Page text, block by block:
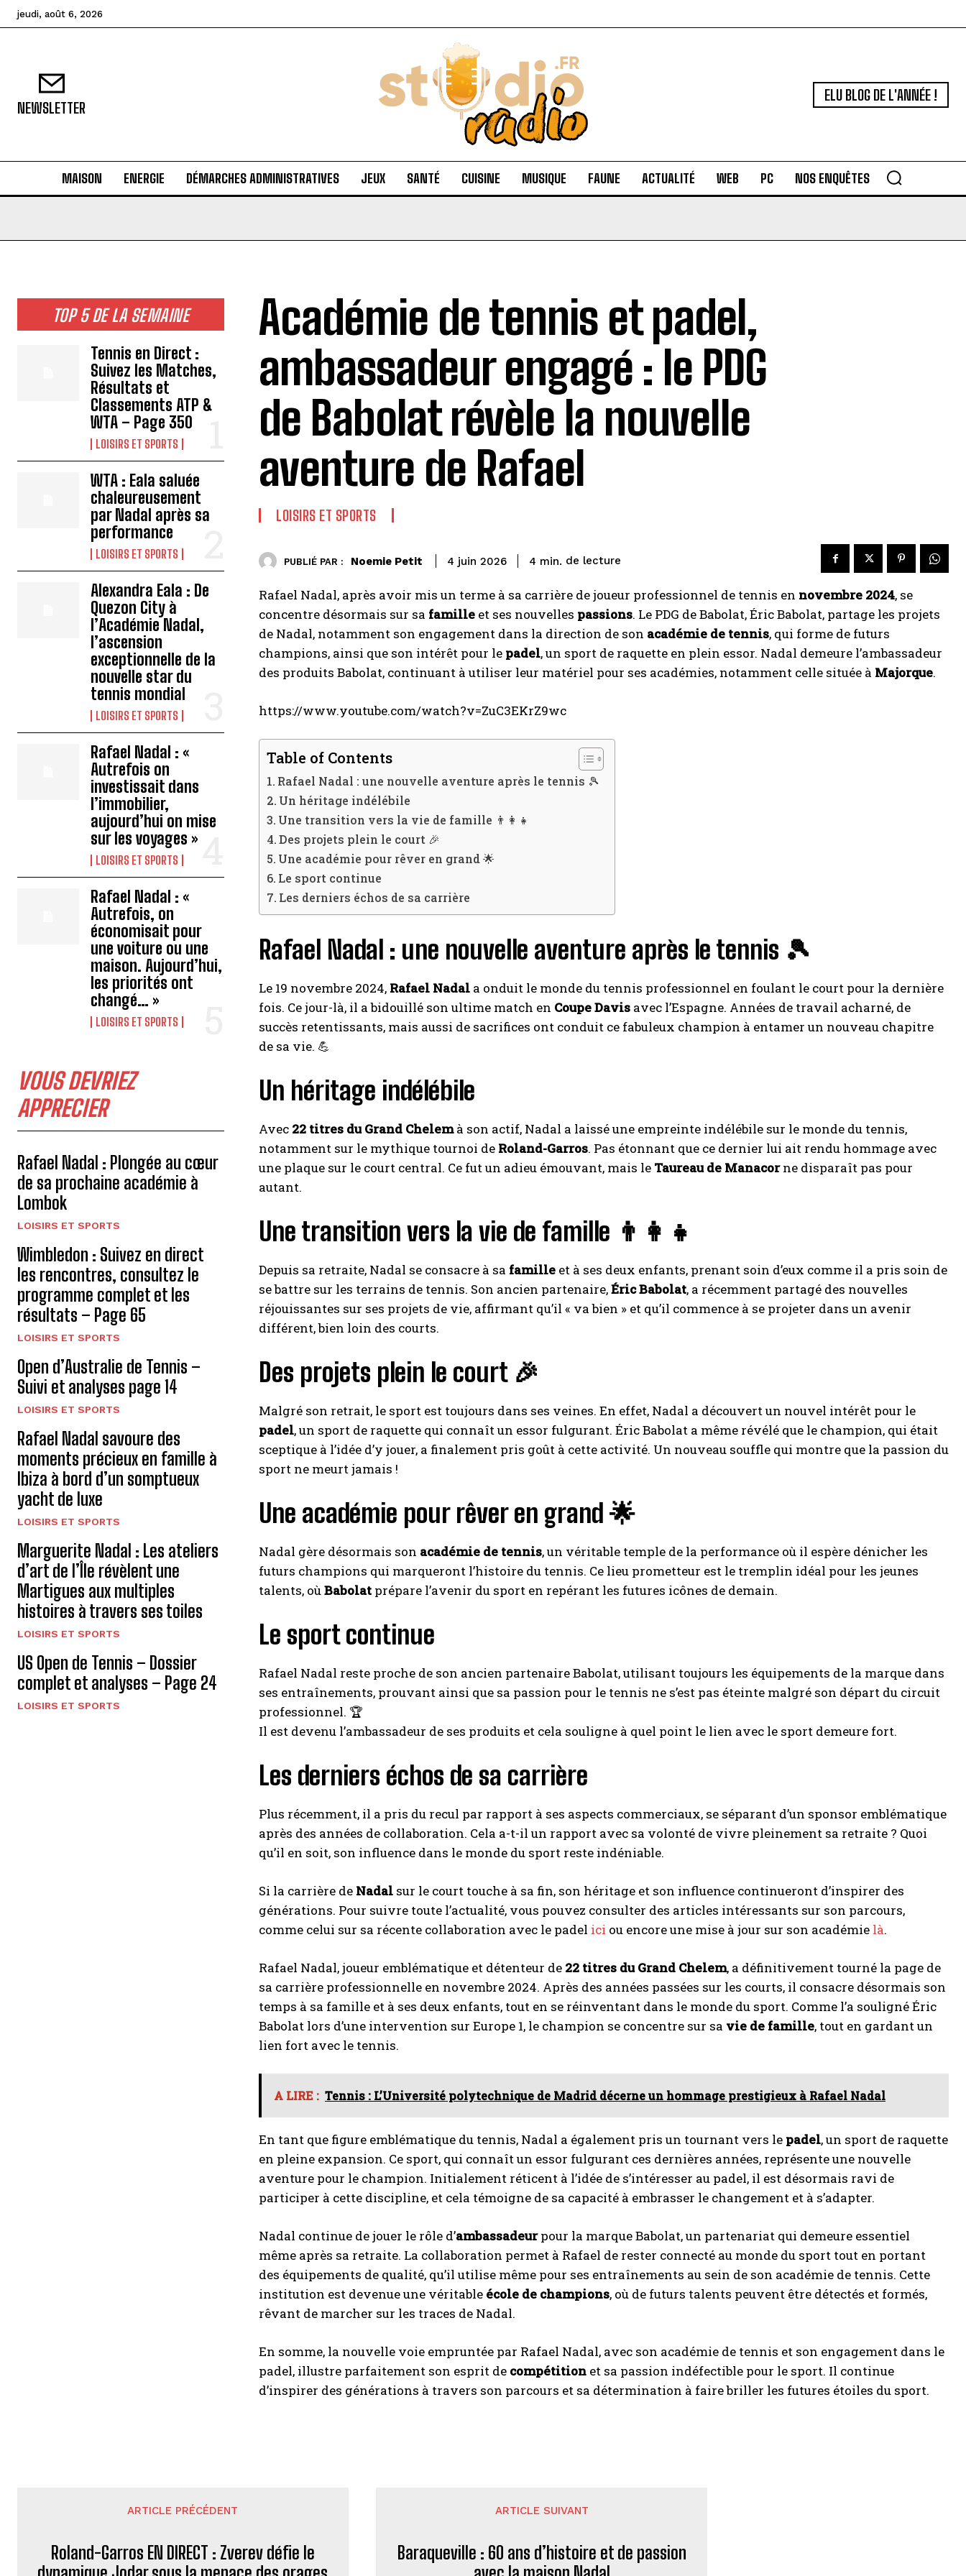
A LIRE : Alexandra Eala : De Quezon City à l'Académie
Nadal, l'ascension exceptionnelle de la nouvelle star du
tennis mondial
jeudi, août 6, 2026
NEWSLETTER
ELU BLOG DE L'ANNÉE !
MAISON ENERGIE DÉMARCHES ADMINISTRATIVES JEUX SANTÉ CUISINE MUSIQUE FAUNE ACTUALITÉ WEB PC NOS ENQUÊTES
TOP 5 DE LA SEMAINE
Tennis en Direct :
Suivez les Matches,
Résultats et
Classements ATP &
WTA – Page 350
LOISIRS ET SPORTS
WTA : Eala saluée
chaleureusement
par Nadal après sa
performance
LOISIRS ET SPORTS
Alexandra Eala : De
Quezon City à
l’Académie Nadal,
l’ascension
exceptionnelle de la
nouvelle star du
tennis mondial
LOISIRS ET SPORTS
Rafael Nadal : «
Autrefois on
investissait dans
l’immobilier,
aujourd’hui on mise
sur les voyages »
LOISIRS ET SPORTS
Rafael Nadal : «
Autrefois, on
économisait pour
une voiture ou une
maison. Aujourd’hui,
les priorités ont
changé… »
LOISIRS ET SPORTS
VOUS DEVRIEZ
APPRECIER
Rafael Nadal : Plongée au cœur
de sa prochaine académie à
Lombok
LOISIRS ET SPORTS
Wimbledon : Suivez en direct
les rencontres, consultez le
programme complet et les
résultats – Page 65
LOISIRS ET SPORTS
Open d’Australie de Tennis –
Suivi et analyses page 14
LOISIRS ET SPORTS
Rafael Nadal savoure des
moments précieux en famille à
Ibiza à bord d’un somptueux
yacht de luxe
LOISIRS ET SPORTS
Marguerite Nadal : Les ateliers
d’art de l’Île révèlent une
Martigues aux multiples
histoires à travers ses toiles
LOISIRS ET SPORTS
US Open de Tennis – Dossier
complet et analyses – Page 24
LOISIRS ET SPORTS
Académie de tennis et padel,
ambassadeur engagé : le PDG
de Babolat révèle la nouvelle
aventure de Rafael
LOISIRS ET SPORTS
PUBLIÉ PAR : Noemie Petit 4 juin 2026 4 min. de lecture
Rafael Nadal, après avoir mis un terme à sa carrière de joueur professionnel de tennis en novembre 2024, se
concentre désormais sur sa famille et ses nouvelles passions. Le PDG de Babolat, Éric Babolat, partage les projets
de Nadal, notamment son engagement dans la direction de son académie de tennis, qui forme de futurs
champions, ainsi que son intérêt pour le padel, un sport de raquette en plein essor. Nadal demeure l’ambassadeur
des produits Babolat, continuant à utiliser leur matériel pour ses académies, notamment celle située à Majorque.
https://www.youtube.com/watch?v=ZuC3EKrZ9wc
Table of Contents
Rafael Nadal : une nouvelle aventure après le tennis 🎾
Un héritage indélébile
Une transition vers la vie de famille 👨‍👩‍👧
Des projets plein le court 🎉
Une académie pour rêver en grand 🌟
Le sport continue
Les derniers échos de sa carrière
Rafael Nadal : une nouvelle aventure après le tennis 🎾
Le 19 novembre 2024, Rafael Nadal a onduit le monde du tennis professionnel en foulant le court pour la dernière
fois. Ce jour-là, il a bidouillé son ultime match en Coupe Davis avec l’Espagne. Années de travail acharné, de
succès retentissants, mais aussi de sacrifices ont conduit ce fabuleux champion à entamer un nouveau chapitre
de sa vie. 💪
Un héritage indélébile
Avec 22 titres du Grand Chelemà son actif, Nadal a laissé une empreinte indélébile sur le monde du tennis,
notamment sur le mythique tournoi de Roland-Garros. Pas étonnant que ce dernier lui ait rendu hommage avec
une plaque sur le court central. Ce fut un adieu émouvant, mais le Taureau de Manacorne disparaît pas pour
autant.
Une transition vers la vie de famille 👨‍👩‍👧
Depuis sa retraite, Nadal se consacre à sa famille et à ses deux enfants, prenant soin d’eux comme il a pris soin de
se battre sur les terrains de tennis. Son ancien partenaire,Éric Babolat, a récemment partagé des nouvelles
réjouissantes sur ses projets de vie, affirmant qu’il « va bien » et qu’il commence à se projeter dans un avenir
différent, bien loin des courts.
Des projets plein le court 🎉
Malgré son retrait, le sport est toujours dans ses veines. En effet, Nadal a découvert un nouvel intérêt pour le
padel, un sport de raquette qui connaît un essor fulgurant. Éric Babolat a même révélé que le champion, qui était
sceptique à l’idée d’y jouer, a finalement pris goût à cette activité. Un nouveau souffle qui montre que la passion du
sport ne meurt jamais !
Une académie pour rêver en grand 🌟
Nadal gère désormais son académie de tennis, un véritable temple de la performance où il espère dénicher les
futurs champions qui marqueront l’histoire du tennis. Ce lieu prometteur est le tremplin idéal pour les jeunes
talents, oùBabolat prépare l’avenir du sport en repérant les futures icônes de demain.
Le sport continue
Rafael Nadal reste proche de son ancien partenaire Babolat, utilisant toujours les équipements de la marque dans
ses entraînements, prouvant ainsi que sa passion pour le tennis ne s’est pas éteinte malgré son départ du circuit
professionnel. 🏆
Il est devenu l’ambassadeur de ses produits et cela souligne à quel point le lien avec le sport demeure fort.
Les derniers échos de sa carrière
Plus récemment, il a pris du recul par rapport à ses aspects commerciaux, se séparant d’un sponsor emblématique
après des années de collaboration. Cela a-t-il un rapport avec sa volonté de vivre pleinement sa retraite ? Quoi
qu’il en soit, son influence dans le monde du sport reste indéniable.
Si la carrière de Nadal sur le court touche à sa fin, son héritage et son influence continueront d’inspirer des
générations. Pour suivre toute l’actualité, vous pouvez consulter des articles intéressants sur son parcours,
comme celui sur sa récente collaboration avec le padel ici ou encore une mise à jour sur son académie là.
Rafael Nadal, joueur emblématique et détenteur de 22 titres du Grand Chelem, a définitivement tourné la page de
sa carrière professionnelle en novembre 2024. Après des années passées sur les courts, il consacre désormais son
temps à sa famille et à ses deux enfants, tout en se réinventant dans le monde du sport. Comme l’a souligné Éric
Babolat lors d’une intervention sur Europe 1, le champion se concentre sur sa vie de famille, tout en gardant un
lien fort avec le tennis.
A LIRE : Tennis : L’Université polytechnique de Madrid décerne un hommage prestigieux à Rafael Nadal
En tant que figure emblématique du tennis, Nadal a également pris un tournant vers le padel, un sport de raquette
en pleine expansion. Ce sport, qui connaît un essor fulgurant ces dernières années, représente une nouvelle
aventure pour le champion. Initialement réticent à l’idée de s’intéresser au padel, il est désormais ravi de
participer à cette discipline, et cela témoigne de sa capacité à embrasser le changement et à s’adapter.
Nadal continue de jouer le rôle d’ambassadeurpour la marque Babolat, un partenariat qui demeure essentiel
même après sa retraite. La collaboration permet à Rafael de rester connecté au monde du sport tout en portant
des équipements de qualité, qu’il utilise même pour ses entraînements au sein de son académie de tennis. Cette
institution est devenue une véritable école de champions, où de futurs talents peuvent être détectés et formés,
rêvant de marcher sur les traces de Nadal.
En somme, la nouvelle voie empruntée par Rafael Nadal, avec son académie de tennis et son engagement dans le
padel, illustre parfaitement son esprit de compétition et sa passion indéfectible pour le sport. Il continue
d’inspirer des générations à travers son parcours et sa détermination à faire briller les futures étoiles du sport.
ARTICLE PRÉCÉDENT
Roland-Garros EN DIRECT : Zverev défie le
ARTICLE SUIVANT
Baraqueville : 60 ans d’histoire et de passion